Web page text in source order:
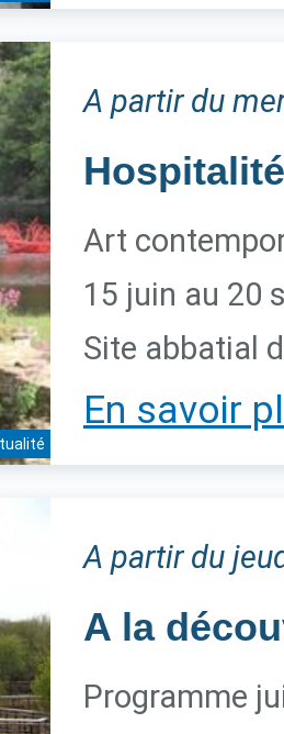
A partir du
Art
15 juin au 20
Site abbatial
En savoir
A partir du
A la
Programme